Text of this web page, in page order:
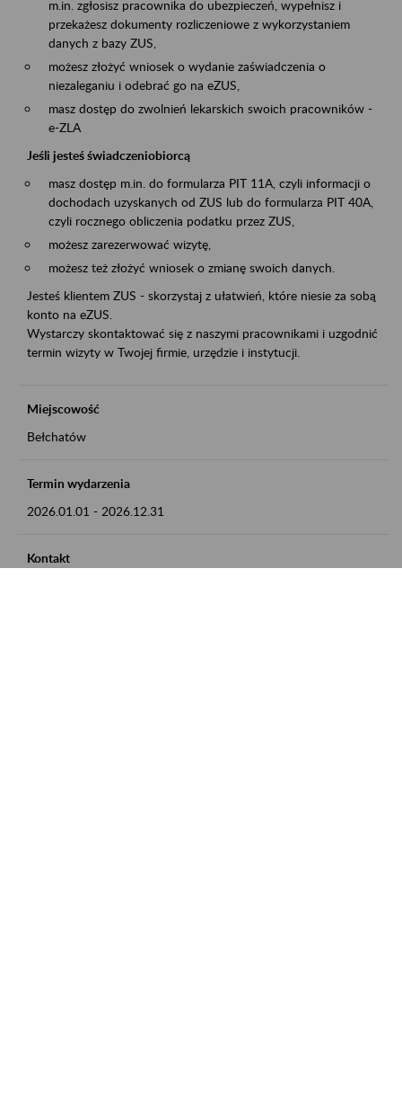
m.in. zgłosisz pracownika do ubezpieczeń, wypełnisz i
przekażesz dokumenty rozliczeniowe z wykorzystaniem
danych z bazy ZUS,
możesz złożyć wniosek o wydanie zaświadczenia o
niezaleganiu i odebrać go na eZUS,
masz dostęp do zwolnień lekarskich swoich pracowników -
e-ZLA
Jeśli jesteś świadczeniobiorcą
masz dostęp m.in. do formularza PIT 11A, czyli informacji o
dochodach uzyskanych od ZUS lub do formularza PIT 40A,
czyli rocznego obliczenia podatku przez ZUS,
możesz zarezerwować wizytę,
możesz też złożyć wniosek o zmianę swoich danych.
Jesteś klientem ZUS - skorzystaj z ułatwień, które niesie za sobą
konto na eZUS.
Wystarczy skontaktować się z naszymi pracownikami i uzgodnić
termin wizyty w Twojej firmie, urzędzie i instytucji.
Miejscowość
Bełchatów
Termin wydarzenia
2026.01.01 - 2026.12.31
Kontakt